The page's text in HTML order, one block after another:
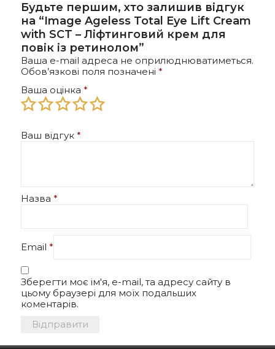
Будьте першим, хто залишив відгук
на “Image Ageless Total Eye Lift Cream
with SCT – Ліфтинговий крем для
повік із ретинолом”
Ваша e-mail адреса не оприлюднюватиметься.
Обов’язкові поля позначені *
Ваша оцінка *
Ваш відгук *
Назва *
Email *
Зберегти моє ім'я, e-mail, та адресу сайту в
цьому браузері для моїх подальших
коментарів.